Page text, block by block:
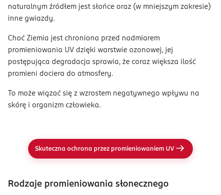
naturalnym źródłem jest słońce oraz (w mniejszym zakresie)
inne gwiazdy.
Choć Ziemia jest chroniona przed nadmiarem
promieniowania UV dzięki warstwie ozonowej, jej
postępująca degradacja sprawia, że coraz większa ilość
promieni dociera do atmosfery.
To może wiązać się z wzrostem negatywnego wpływu na
skórę i organizm człowieka.
Skuteczna ochrona przez promieniowaniem UV
Rodzaje promieniowania słonecznego